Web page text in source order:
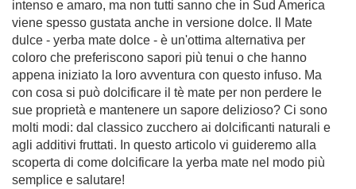
agli additivi fruttati. In questo articolo vi guideremo alla
scoperta di come dolcificare la yerba mate nel modo più
semplice e salutare!
Per saperne di più